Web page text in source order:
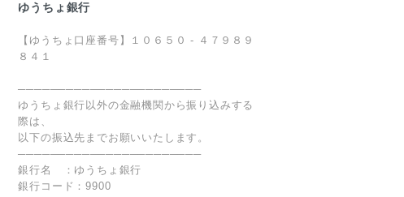
ゆうちょ銀行
【ゆうちょ口座番号】１０６５０ - ４７９８９
８４１
───────────────────────
ゆうちょ銀行以外の金融機関から振り込みする
際は、
以下の振込先までお願いいたします。
───────────────────────
銀行名 ：ゆうちょ銀行
銀行コード：9900